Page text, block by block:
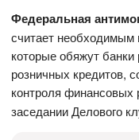
Федеральная
считает необходимым
которые обяжут
розничных кредитов,
контроля
заседании Делового